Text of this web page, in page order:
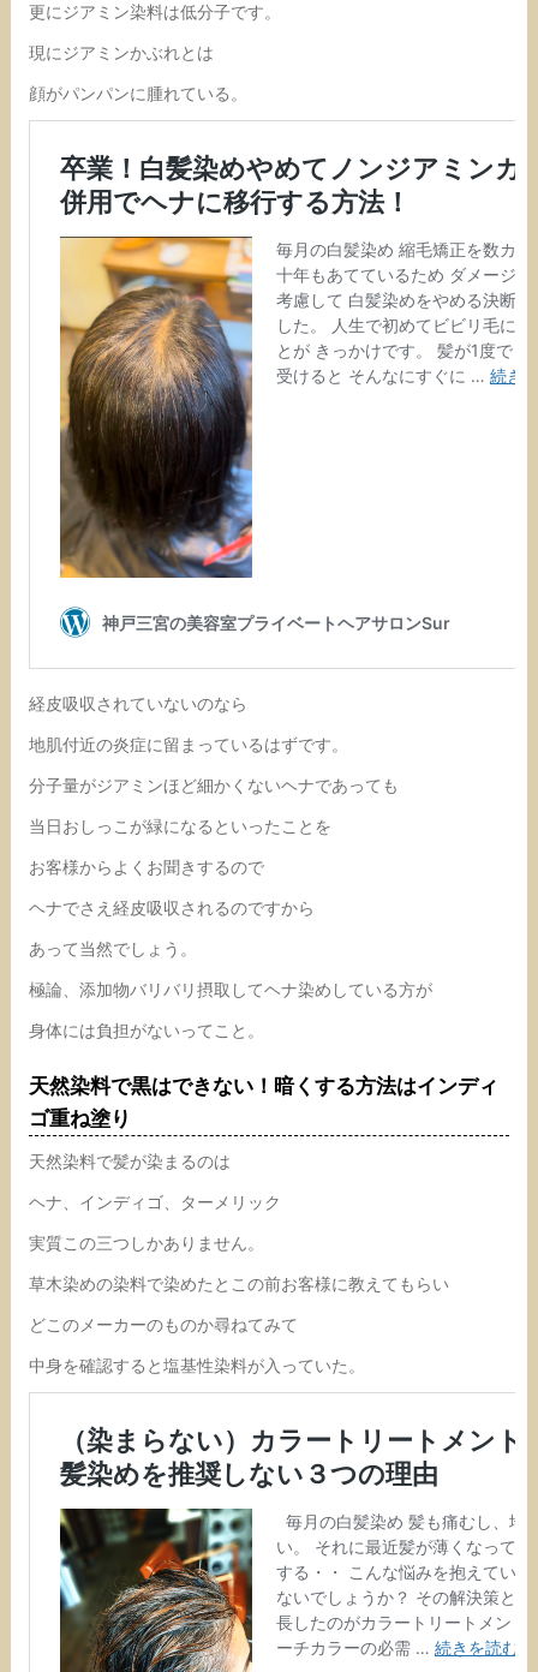
更にジアミン染料は低分子です。
現にジアミンかぶれとは
顔がパンパンに腫れている。
経皮吸収されていないのなら
地肌付近の炎症に留まっているはずです。
分子量がジアミンほど細かくないヘナであっても
当日おしっこが緑になるといったことを
お客様からよくお聞きするので
ヘナでさえ経皮吸収されるのですから
あって当然でしょう。
極論、添加物バリバリ摂取してヘナ染めしている方が
身体には負担がないってこと。
天然染料で黒はできない！暗くする方法はインディ
ゴ重ね塗り
天然染料で髪が染まるのは
ヘナ、インディゴ、ターメリック
実質この三つしかありません。
草木染めの染料で染めたとこの前お客様に教えてもらい
どこのメーカーのものか尋ねてみて
中身を確認すると塩基性染料が入っていた。